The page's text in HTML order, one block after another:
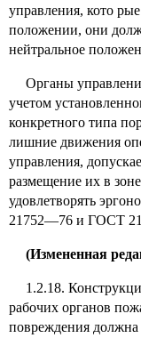
управления, кото
положении, они
нейтральное
Органы
учетом
конкретного типа
лишние движения
управления,
размещение их в
удовлетворять
21752—76 и ГОСТ
(Измененная
1.2.18.
рабочих органов
повреждения должна